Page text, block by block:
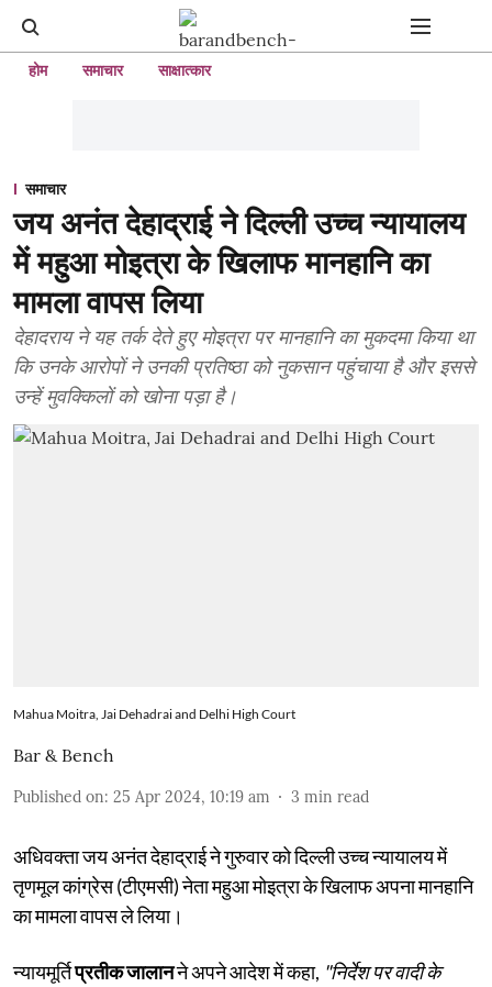
होम समाचार साक्षात्कार
समाचार
जय अनंत देहाद्राई ने दिल्ली उच्च न्यायालय
में महुआ मोइत्रा के खिलाफ मानहानि का
मामला वापस लिया
देहादराय ने यह तर्क देते हुए मोइत्रा पर मानहानि का मुकदमा किया था
कि उनके आरोपों ने उनकी प्रतिष्ठा को नुकसान पहुंचाया है और इससे
उन्हें मुवक्किलों को खोना पड़ा है।
Mahua Moitra, Jai Dehadrai and Delhi High Court
Bar & Bench
Published on: 25 Apr 2024, 10:19 am 3 min read
अधिवक्ता जय अनंत देहाद्राई ने गुरुवार को दिल्ली उच्च न्यायालय में
तृणमूल कांग्रेस (टीएमसी) नेता महुआ मोइत्रा के खिलाफ अपना मानहानि
का मामला वापस ले लिया।
न्यायमूर्तिप्रतीक जालानने अपने आदेश में कहा, "निर्देश पर वादी के